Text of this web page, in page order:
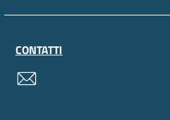
CONTATTI